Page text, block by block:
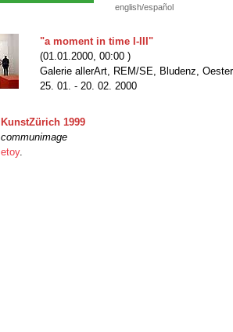
english/español
"a moment in time I-III"
(01.01.2000, 00:00 )
Galerie allerArt, REM/SE, Bludenz,
25. 01. - 20. 02. 2000
KunstZürich 1999
communimage
etoy.